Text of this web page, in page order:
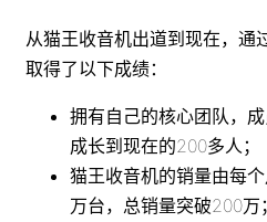
从猫王收音机出道到现在，通
取得了以下成绩：
拥有自己的核心团队，
成长到现在的200多人；
猫王收音机的销量由每
万台，总销量突破200万；